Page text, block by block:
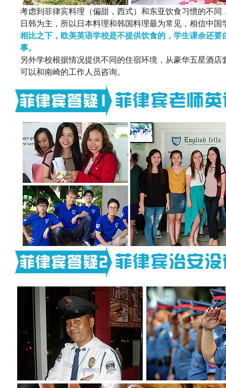
考虑到菲律宾料理（偏甜，西式）和东亚饮食习惯的不同
日韩为主，所以日本料理和韩国料理最为常见，相信中国
相比之下，欧美英语学校是不提供饮食的，学生课余还
事。
另外学校根据情况提供不同的住宿环境，从豪华五星酒
可以和南崎的工作人员咨询。